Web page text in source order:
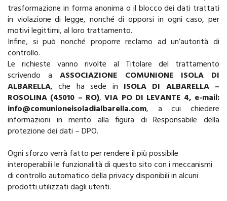
trasformazione in forma anonima o il blocco dei dati trattati
in violazione di legge, nonché di opporsi in ogni caso, per
motivi legittimi, al loro trattamento.
Infine, si può nonché proporre reclamo ad un’autorità di
controllo.
Le richieste vanno rivolte al Titolare del trattamento
scrivendo aASSOCIAZIONE COMUNIONE ISOLA DI
ALBARELLA, che ha sede in ISOLA DI ALBARELLA –
ROSOLINA (45010 – RO),VIA PO DI LEVANTE 4, e-mail:
info@comunioneisoladialbarella.com, a cui chiedere
informazioni in merito alla figura di Responsabile della
protezione dei dati – DPO.
Ogni sforzo verrà fatto per rendere il più possibile
interoperabili le funzionalità di questo sito con i meccanismi
di controllo automatico della privacy disponibili in alcuni
prodotti utilizzati dagli utenti.